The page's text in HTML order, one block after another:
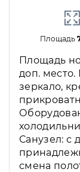
Площадь
Площадь
доп.
зеркало,
Санузел: с
смена